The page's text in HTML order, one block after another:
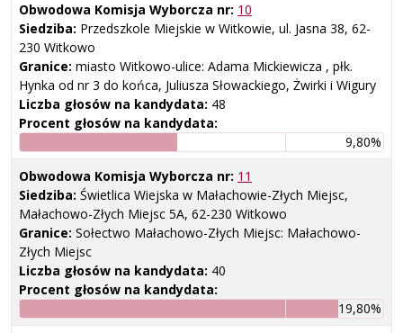
Obwodowa Komisja Wyborcza nr: 10
Siedziba: Przedszkole Miejskie w Witkowie, ul. Jasna 38, 62-
230 Witkowo
Granice: miasto Witkowo-ulice: Adama Mickiewicza , płk.
Hynka od nr 3 do końca, Juliusza Słowackiego, Żwirki i Wigury
Liczba głosów na kandydata: 48
Procent głosów na kandydata:
9,80%
Obwodowa Komisja Wyborcza nr: 11
Siedziba: Świetlica Wiejska w Małachowie-Złych Miejsc,
Małachowo-Złych Miejsc 5A, 62-230 Witkowo
Granice: Sołectwo Małachowo-Złych Miejsc: Małachowo-
Złych Miejsc
Liczba głosów na kandydata: 40
Procent głosów na kandydata:
19,80%